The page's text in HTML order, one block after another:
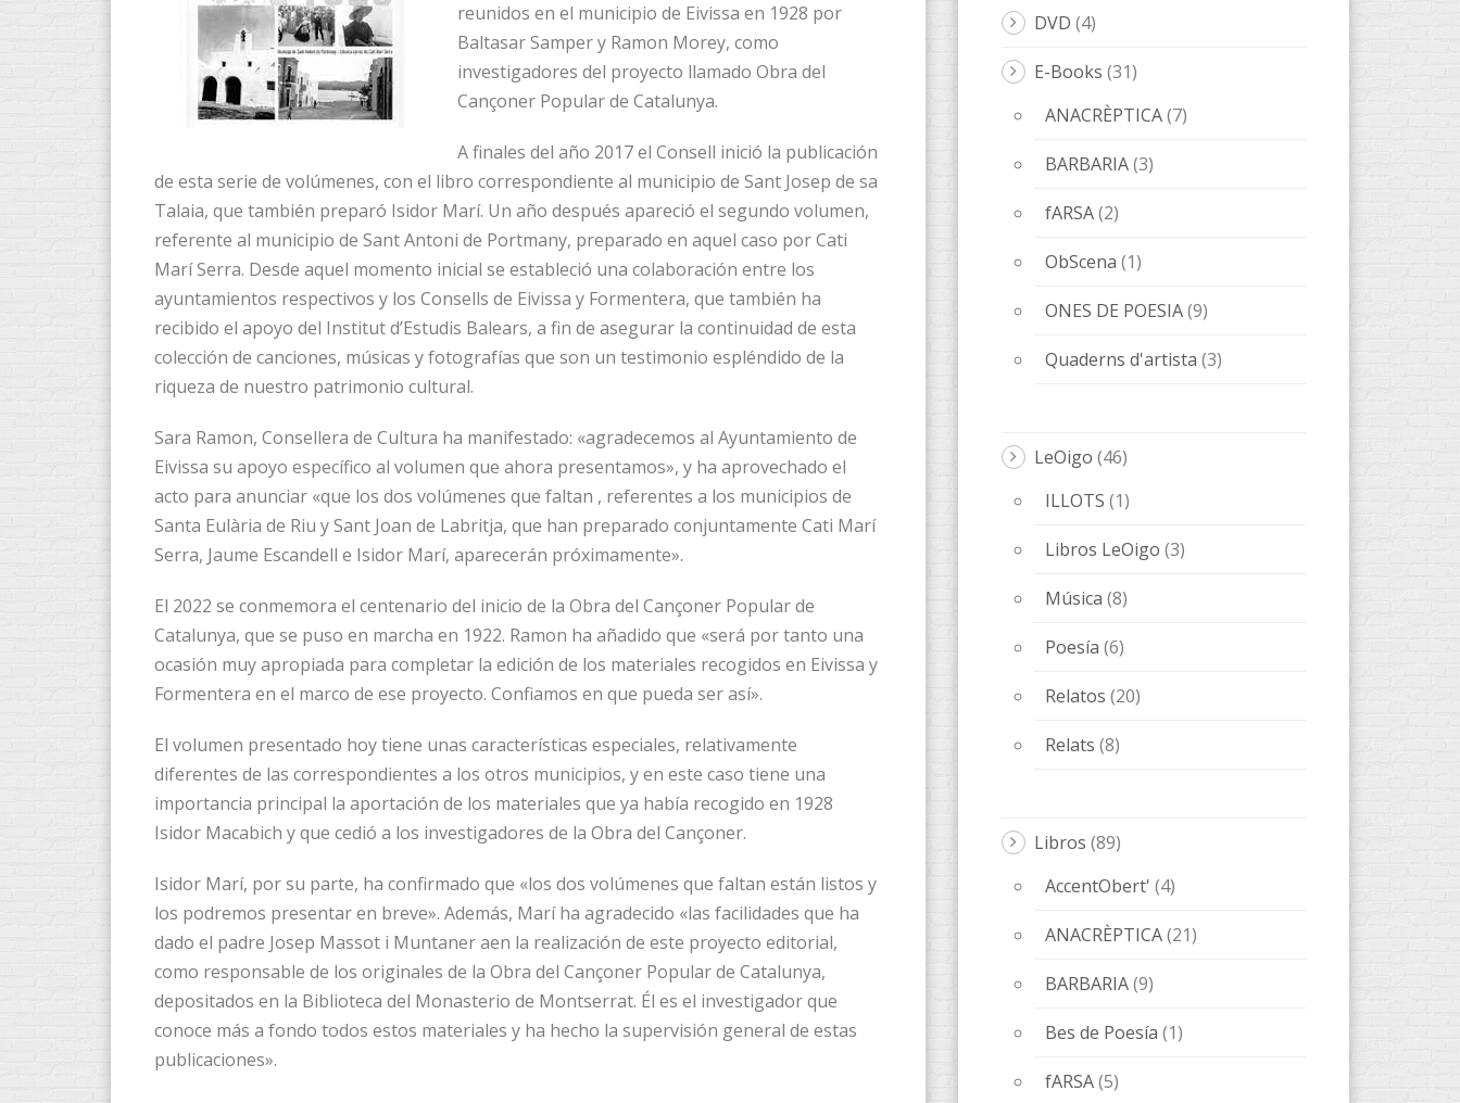
reunidos en el municipio de Eivissa en 1928 por
Baltasar Samper y Ramon Morey, como
investigadores del proyecto llamado Obra del
Cançoner Popular de Catalunya.
A finales del año 2017 el Consell inició la publicación
de esta serie de volúmenes, con el libro correspondiente al municipio de Sant Josep de sa
Talaia, que también preparó Isidor Marí. Un año después apareció el segundo volumen,
referente al municipio de Sant Antoni de Portmany, preparado en aquel caso por Cati
Marí Serra. Desde aquel momento inicial se estableció una colaboración entre los
ayuntamientos respectivos y los Consells de Eivissa y Formentera, que también ha
recibido el apoyo del Institut d’Estudis Balears, a fin de asegurar la continuidad de esta
colección de canciones, músicas y fotografías que son un testimonio espléndido de la
riqueza de nuestro patrimonio cultural.
Sara Ramon, Consellera de Cultura ha manifestado: «agradecemos al Ayuntamiento de
Eivissa su apoyo específico al volumen que ahora presentamos», y ha aprovechado el
acto para anunciar «que los dos volúmenes que faltan , referentes a los municipios de
Santa Eulària de Riu y Sant Joan de Labritja, que han preparado conjuntamente Cati Marí
Serra, Jaume Escandell e Isidor Marí, aparecerán próximamente».
El 2022 se conmemora el centenario del inicio de la Obra del Cançoner Popular de
Catalunya, que se puso en marcha en 1922. Ramon ha añadido que «será por tanto una
ocasión muy apropiada para completar la edición de los materiales recogidos en Eivissa y
Formentera en el marco de ese proyecto. Confiamos en que pueda ser así».
El volumen presentado hoy tiene unas características especiales, relativamente
diferentes de las correspondientes a los otros municipios, y en este caso tiene una
importancia principal la aportación de los materiales que ya había recogido en 1928
Isidor Macabich y que cedió a los investigadores de la Obra del Cançoner.
Isidor Marí, por su parte, ha confirmado que «los dos volúmenes que faltan están listos y
los podremos presentar en breve». Además, Marí ha agradecido «las facilidades que ha
dado el padre Josep Massot i Muntaner aen la realización de este proyecto editorial,
como responsable de los originales de la Obra del Cançoner Popular de Catalunya,
depositados en la Biblioteca del Monasterio de Montserrat. Él es el investigador que
conoce más a fondo todos estos materiales y ha hecho la supervisión general de estas
publicaciones».
DVD (4)
E-Books (31)
ANACRÈPTICA(7)
BARBARIA(3)
fARSA(2)
ObScena (1)
ONES DE POESIA(9)
Quaderns d'artista (3)
LeOigo (46)
ILLOTS (1)
Libros LeOigo (3)
Música (8)
Poesía (6)
Relatos (20)
Relats (8)
Libros (89)
AccentObert' (4)
ANACRÈPTICA(21)
BARBARIA(9)
Bes de Poesía (1)
fARSA(5)